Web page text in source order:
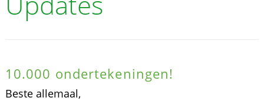
10.000 ondertekeningen!
Beste allemaal,